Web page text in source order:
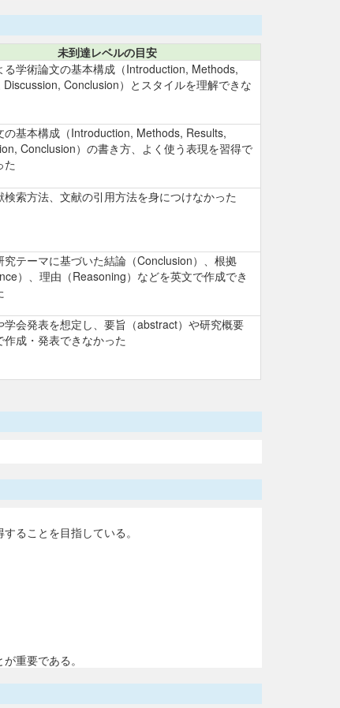
未到達レベルの目安
る学術論文の基本構成（Introduction, Methods,
Discussion, Conclusion）とスタイルを理解できな
の基本構成（Introduction, Methods, Results,
Conclusion）の書き方、よく使う表現を習得で
た
検索方法、文献の引用方法を身につけなかった
究テーマに基づいた結論（Conclusion）、根拠
）、理由（Reasoning）などを英文で作成でき
学会発表を想定し、要旨（abstract）や研究概要
作成・発表できなかった
ることを目指している。
重要である。